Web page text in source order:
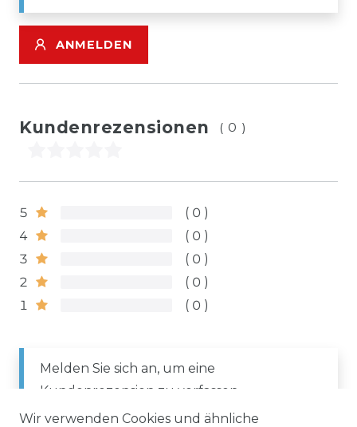
ANMELDEN
Kundenrezensionen (0)
5
0
4
0
3
0
2
0
1
0
Melden Sie sich an, um eine
Kundenrezension zu verfassen.
Wir verwenden Cookies und ähnliche